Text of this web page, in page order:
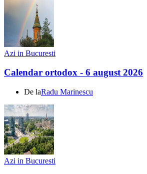
Azi in Bucuresti
Calendar ortodox - 6 august 2026
De laRadu Marinescu
Azi in Bucuresti